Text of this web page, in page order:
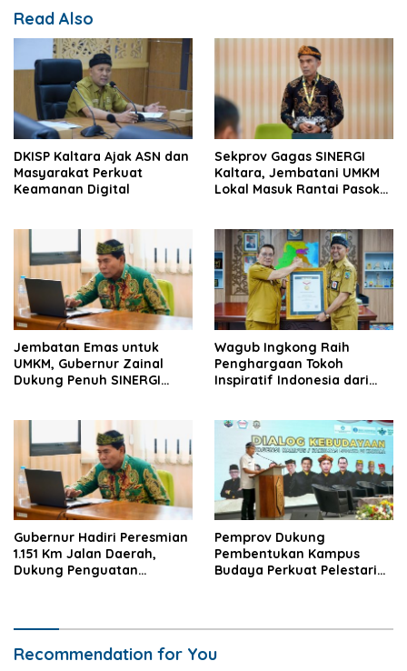
Read Also
DKISP Kaltara Ajak ASN dan
Masyarakat Perkuat
Keamanan Digital
Sekprov Gagas SINERGI
Kaltara, Jembatani UMKM
Lokal Masuk Rantai Pasok
Jembatan Emas untuk
UMKM, Gubernur Zainal
Dukung Penuh SINERGI
Wagub Ingkong Raih
Penghargaan Tokoh
Inspiratif Indonesia dari
Gubernur Hadiri Peresmian
1.151 Km Jalan Daerah,
Dukung Penguatan
Pemprov Dukung
Pembentukan Kampus
Budaya Perkuat Pelestarian
Recommendation for You